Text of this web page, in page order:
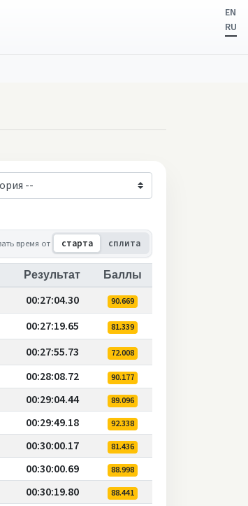
EN
RU
время от старта сплита
Результат Баллы
00:27:04.30 90.669
00:27:19.65 81.339
00:27:55.73 72.008
00:28:08.72 90.177
00:29:04.44 89.096
00:29:49.18 92.338
00:30:00.17 81.436
00:30:00.69 88.998
00:30:19.80 88.441